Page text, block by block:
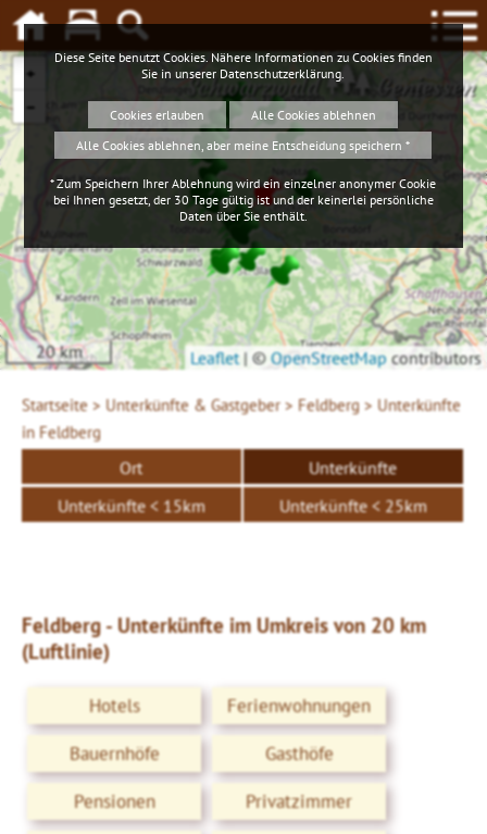
Schwarzwald Geniessen
+
−
20 km Leaflet |©OpenStreetMap contributors
Startseite > Unterkünfte & Gastgeber > Feldberg > Unterkünfte
in Feldberg
Ort
Unterkünfte
Unterkünfte < 15km
Unterkünfte < 25km
Feldberg - Unterkünfte im Umkreis von 20 km
(Luftlinie)
Hotels
Ferienwohnungen
Bauernhöfe
Gasthöfe
Pensionen
Privatzimmer
Diese Seite benutzt Cookies. Nähere Informationen zu Cookies finden
Sie in unserer Datenschutzerklärung
Cookies erlauben
Alle Cookies ablehnen
Alle Cookies ablehnen, aber meine Entscheidung speichern *
* Zum Speichern Ihrer Ablehnung wird ein einzelner anonymer Cookie
bei Ihnen gesetzt, der 30 Tage gültig ist und der keinerlei persönliche
Daten über Sie enthält.